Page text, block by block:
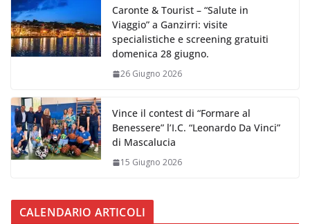
Caronte & Tourist – “Salute in
Viaggio” a Ganzirri: visite
specialistiche e screening gratuiti
domenica 28 giugno.
26 Giugno 2026
Vince il contest di “Formare al
Benessere” l’I.C. “Leonardo Da Vinci”
di Mascalucia
15 Giugno 2026
CALENDARIO ARTICOLI